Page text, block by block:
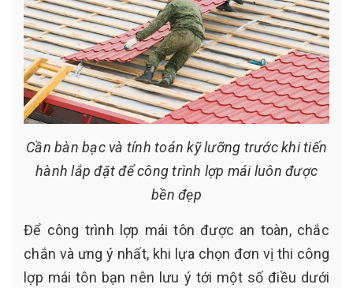
Cần bàn bạc và tính toán kỹ lưỡng trước khi tiến
hành lắp đặt để công trình lợp mái luôn được
bền đẹp
Để công trình lợp mái tôn được an toàn, chắc
chắn và ưng ý nhất, khi lựa chọn đơn vị thi công
lợp mái tôn bạn nên lưu ý tới một số điều dưới